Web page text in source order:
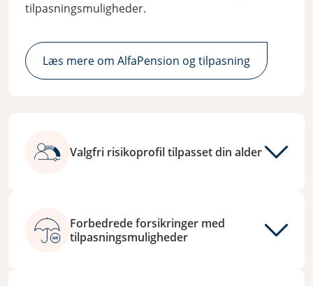
tilpasningsmuligheder.
Læs mere om AlfaPension og tilpasning
Valgfri risikoprofil tilpasset din alder
Forbedrede forsikringer med
tilpasningsmuligheder